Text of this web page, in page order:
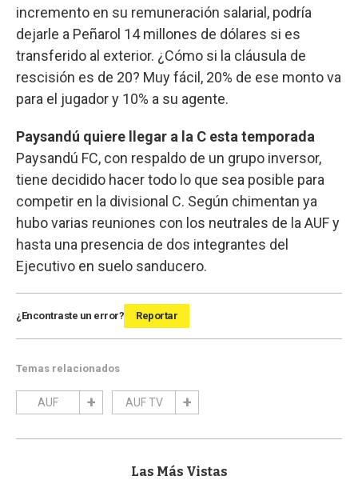
incremento en su remuneración salarial, podría
dejarle a Peñarol 14 millones de dólares si es
transferido al exterior. ¿Cómo si la cláusula de
rescisión es de 20? Muy fácil, 20% de ese monto va
para el jugador y 10% a su agente.
Paysandú quiere llegar a la C esta temporada
Paysandú FC, con respaldo de un grupo inversor,
tiene decidido hacer todo lo que sea posible para
competir en la divisional C. Según chimentan ya
hubo varias reuniones con los neutrales de la AUF y
hasta una presencia de dos integrantes del
Ejecutivo en suelo sanducero.
¿Encontraste un error? Reportar
Temas relacionados
AUF AUF TV
Las Más Vistas